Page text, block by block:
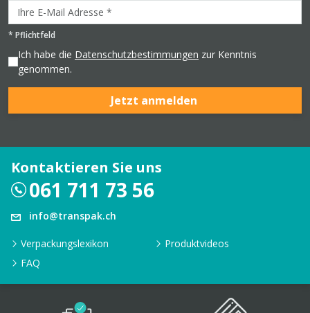
* Pflichtfeld
Ich habe die Datenschutzbestimmungen zur Kenntnis
genommen.
Jetzt anmelden
Kontaktieren Sie uns
061 711 73 56
info@transpak.ch
Verpackungslexikon
Produktvideos
FAQ